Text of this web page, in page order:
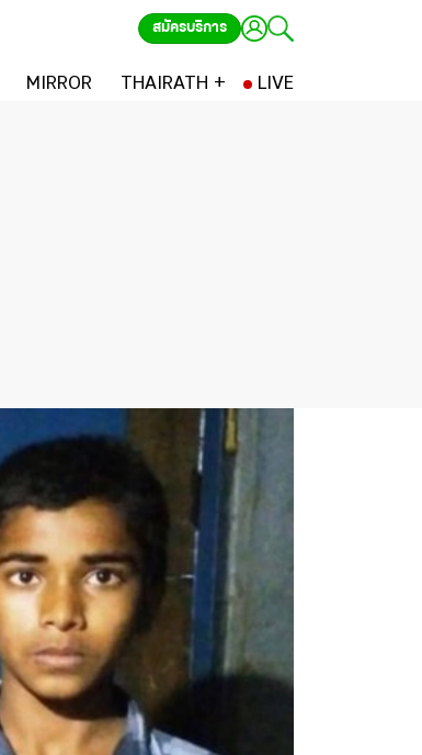
สมัครบริการ
MIRROR THAIRATH + LIVE